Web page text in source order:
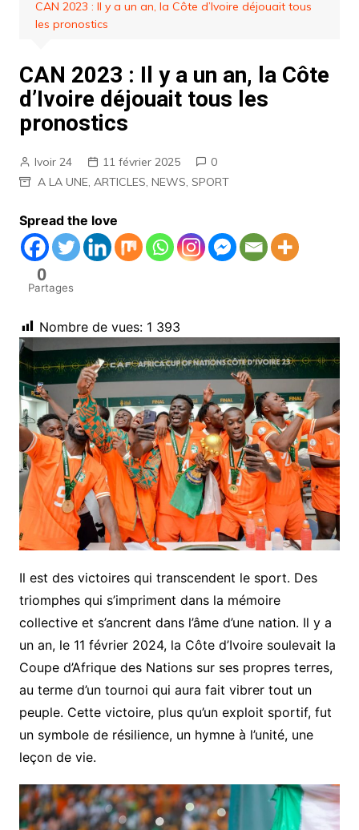
CAN 2023 : Il y a un an, la Côte d’Ivoire déjouait tous
les pronostics
CAN 2023 : Il y a un an, la Côte
d’Ivoire déjouait tous les
pronostics
Ivoir 24 11 février 2025
0
A LA UNE, ARTICLES, NEWS, SPORT
Spread the love
0
Partages
Nombre de vues: 1 393
Il est des victoires qui transcendent le sport. Des
triomphes qui s’impriment dans la mémoire
collective et s’ancrent dans l’âme d’une nation. Il y a
un an, le 11 février 2024, la Côte d’Ivoire soulevait la
Coupe d’Afrique des Nations sur ses propres terres,
au terme d’un tournoi qui aura fait vibrer tout un
peuple. Cette victoire, plus qu’un exploit sportif, fut
un symbole de résilience, un hymne à l’unité, une
leçon de vie.